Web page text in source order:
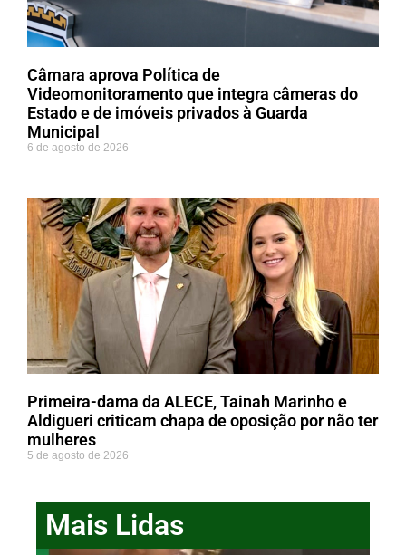
Câmara aprova Política de
Videomonitoramento que integra câmeras do
Estado e de imóveis privados à Guarda
Municipal
6 de agosto de 2026
Primeira-dama da ALECE, Tainah Marinho e
Aldigueri criticam chapa de oposição por não ter
mulheres
5 de agosto de 2026
Mais Lidas